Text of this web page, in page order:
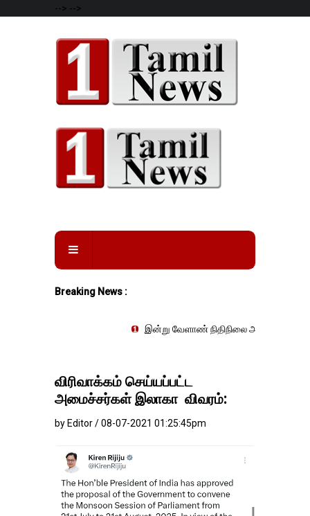
--> -->
Breaking News :
இன்று வேளாண் நிதிநிலை அறிக்கை தாக்கல் செய்து
விரிவாக்கம் செய்யப்பட்ட
அமைச்சர்கள் இலாகா விவரம்:
by Editor / 08-07-2021 01:25:45pm